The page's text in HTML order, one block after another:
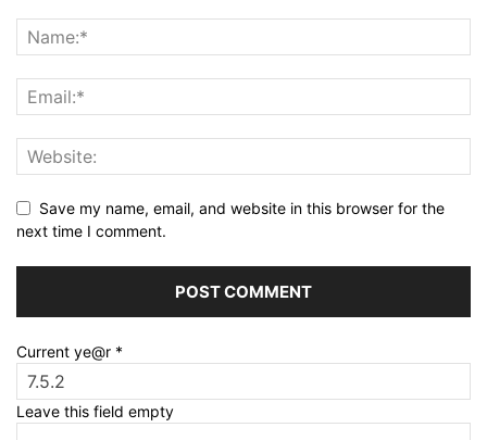
Save my name, email, and website in this browser for the
next time I comment.
Current ye@r *
Leave this field empty